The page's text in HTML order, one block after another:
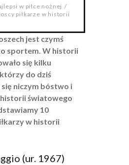
w piłce nożnej
piłkarze w historii
jest czymś
sportem. W historii
się kilku
do dziś
niczym bóstwo i
światowego
10
w historii
(ur. 1967)